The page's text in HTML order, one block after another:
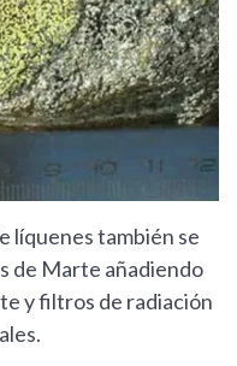
líquenes también se
de Marte añadiendo
y filtros de radiación